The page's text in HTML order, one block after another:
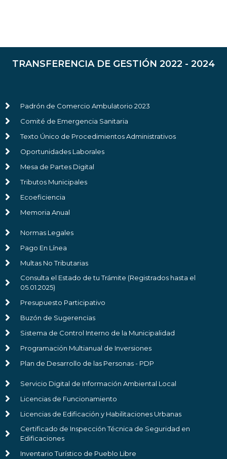
TRANSFERENCIA DE GESTIÓN 2022 - 2024
Padrón de Comercio Ambulatorio 2023
Comité de Emergencia Sanitaria
Texto Único de Procedimientos Administrativos
Oportunidades Laborales
Mesa de Partes Digital
Tributos Municipales
Ecoeficiencia
Memoria Anual
Normas Legales
Pago En Línea
Multas No Tributarias
Consulta el Estado de tu Trámite (Registrados hasta el
05.01.2025)
Presupuesto Participativo
Buzón de Sugerencias
Sistema de Control Interno de la Municipalidad
Programación Multianual de Inversiones
Plan de Desarrollo de las Personas - PDP
Servicio Digital de Información Ambiental Local
Licencias de Funcionamiento
Licencias de Edificación y Habilitaciones Urbanas
Certificado de Inspección Técnica de Seguridad en
Edificaciones
Inventario Turístico de Pueblo Libre